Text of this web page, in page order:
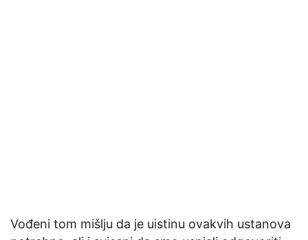
Vođeni tom mišlju da je uistinu ovakvih ustanova